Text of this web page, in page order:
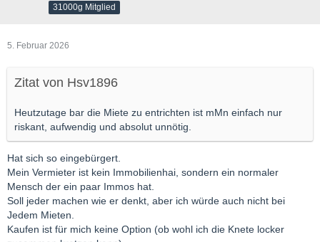
31000g Mitglied
5. Februar 2026
Zitat von Hsv1896
Heutzutage bar die Miete zu entrichten ist mMn einfach nur
riskant, aufwendig und absolut unnötig.
Hat sich so eingebürgert.
Mein Vermieter ist kein Immobilienhai, sondern ein normaler
Mensch der ein paar Immos hat.
Soll jeder machen wie er denkt, aber ich würde auch nicht bei
Jedem Mieten.
Kaufen ist für mich keine Option (ob wohl ich die Knete locker